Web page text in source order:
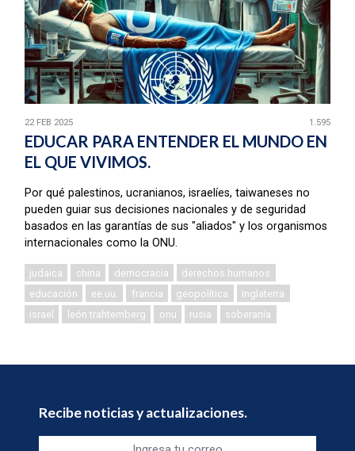
22 FEB 2025 1.595
EDUCAR PARA ENTENDER EL MUNDO EN
EL QUE VIVIMOS.
Por qué palestinos, ucranianos, israelíes, taiwaneses no
pueden guiar sus decisiones nacionales y de seguridad
basados en las garantías de sus "aliados" y los organismos
internacionales como la ONU.
judaica china democracia
derechos humanos
educación
ee.uu. francia geopolítica
inglaterra
israel
león trahtemberg onu rusia soberanía
Recibe noticias y actualizaciones.